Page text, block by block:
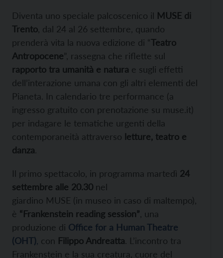
Diventa uno speciale palcoscenico il MUSE di
Trento , dal 24 al 26 settembre, quando
prenderà vita la nuova edizione di “Teatro
Antropocene”, rassegna che riflette sul
rapporto tra umanità e natura e sugli effetti
dell’interazione umana con gli altri elementi del
Pianeta. In calendario tre performance (a
ingresso gratuito con prenotazione su muse.it)
per indagare le tematiche urgenti della
contemporaneità attraverso letture, teatro e
danza.
Il primo spettacolo, in programma martedì 24
settembre alle 20.30 nel
giardino MUSE (in museo in caso di maltempo),
è “Frankenstein reading session” , una
produzione di Office for a Human Theatre
(OHT), con Filippo Andreatta. L’incontro tra
Frankenstein e la sua creatura, cuore del